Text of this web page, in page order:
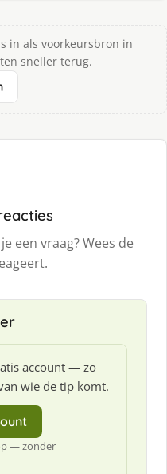
in als voorkeursbron in
sneller terug.
een vraag? Wees de
account — zo
wie de tip komt.
— zonder